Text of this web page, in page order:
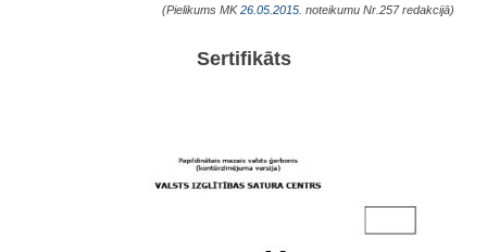
(Pielikums MK26.05.2015. noteikumu Nr.257 redakcijā)
Sertifikāts